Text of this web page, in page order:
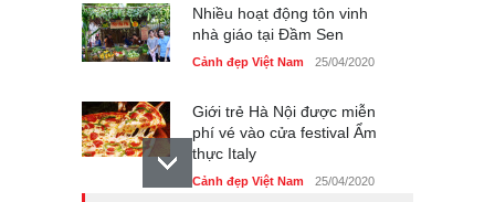
Nhiều hoạt động tôn vinh
nhà giáo tại Đầm Sen
Cảnh đẹp Việt Nam 25/04/2020
Giới trẻ Hà Nội được miễn
phí vé vào cửa festival Ẩm
thực Italy
Cảnh đẹp Việt Nam 25/04/2020